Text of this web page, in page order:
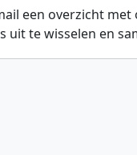
een overzicht
uit te wisselen en